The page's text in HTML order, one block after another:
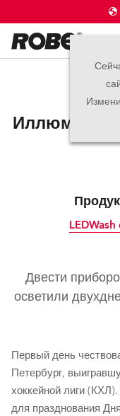
Двести
осветили
Первый день
Петербург,
хоккейной лиги
для празднования